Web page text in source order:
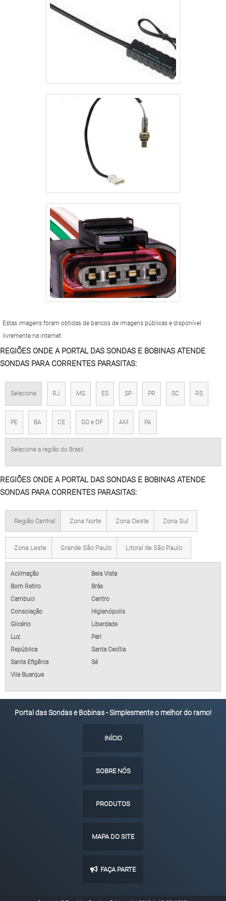
Estas imagens foram obtidas de bancos de imagens públicas e disponível
livremente na internet
REGIÕES ONDE A PORTAL DAS SONDAS E BOBINAS ATENDE
SONDAS PARA CORRENTES PARASITAS:
Selecione RJ MG ES SP PR SC RS
PE BA CE GO e DF AM PA
Selecione a região do Brasil
REGIÕES ONDE A PORTAL DAS SONDAS E BOBINAS ATENDE
SONDAS PARA CORRENTES PARASITAS:
Região Central Zona Norte Zona Oeste Zona Sul
Zona Leste Grande São Paulo Litoral de São Paulo
Aclimação
Bela Vista
Bom Retiro
Brás
Cambuci
Centro
Consolação
Higienópolis
Glicério
Liberdade
Luz
Pari
República
Santa Cecília
Santa Efigênia
Sé
Vila Buarque
Portal das Sondas e Bobinas - Simplesmente o melhor do ramo!
INÍCIO
SOBRE NÓS
PRODUTOS
MAPA DO SITE
FAÇA PARTE